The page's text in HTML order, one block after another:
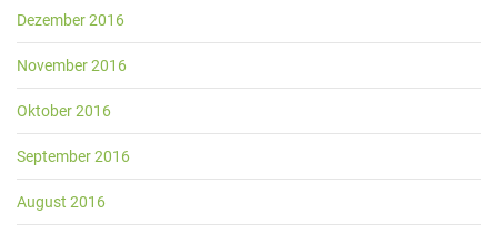
Dezember 2016
November 2016
Oktober 2016
September 2016
August 2016